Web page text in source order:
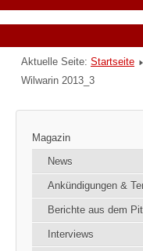
Aktuelle Seite: Startseite
Wilwarin 2013_3
Magazin
News
Ankündigungen &
Berichte aus dem Pit
Interviews